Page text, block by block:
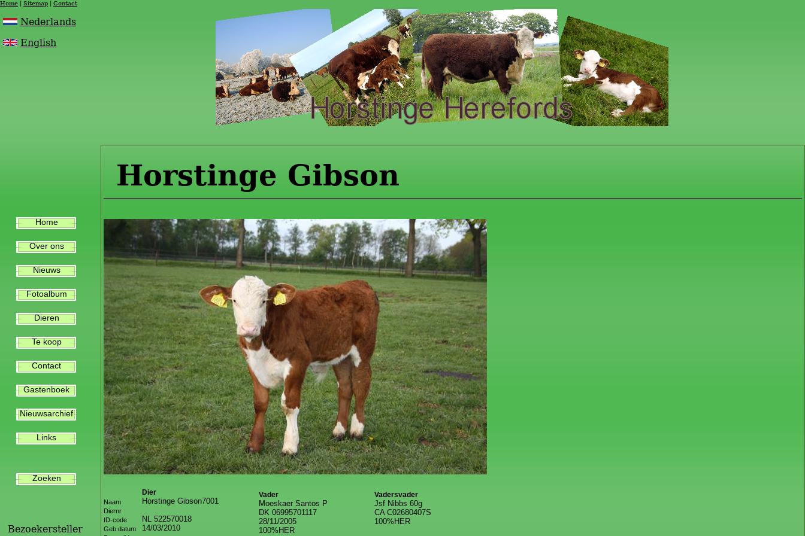
Home Sitemap Contact
Nederlands
English
Home
Over ons
Nieuws
Fotoalbum
Dieren
Te koop
Contact
Gastenboek
Nieuwsarchief
Links
Zoeken
Bezoekersteller
Horstinge Gibson
Naam
Diernr
ID-code
Geb.datum
Dier
Horstinge Gibson7001
NL 522570018
14/03/2010
Vader
Moeskaer Santos P
DK 06995701117
28/11/2005
100%HER
Vadersvader
Jsf Nibbs 60g
CA C02680407S
100%HER